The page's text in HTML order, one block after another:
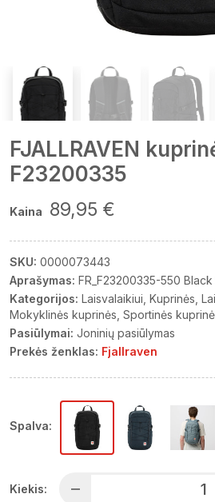
FJALLRAVEN
F23200335
Kaina 89,95 €
SKU: 0000073443
Aprašymas: FR_F23200335-550 Black
Kategorijos: Laisvalaikiui Kuprinės
Mokyklinės kuprinės Sportinės
Pasiūlymai: Joninių pasiūlymas
Prekės ženklas: Fjallraven
Spalva:
Kiekis: